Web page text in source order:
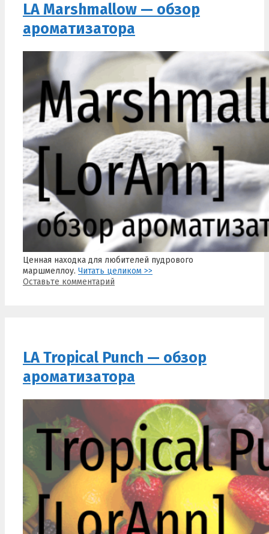
LA Marshmallow — обзор
ароматизатора
Ценная находка для любителей пудрового
маршмеллоу. Читать целиком >>
Оставьте комментарий
LA Tropical Punch — обзор
ароматизатора